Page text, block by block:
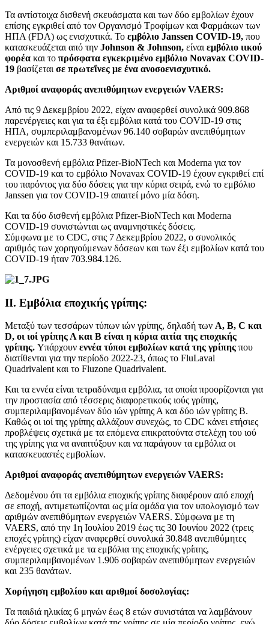
Τα αντίστοιχα δισθενή σκευάσματα και των δύο εμβολίων έχουν
επίσης εγκριθεί από τον Οργανισμό Τροφίμων και Φαρμάκων των
ΗΠΑ (FDA) ως ενισχυτικά. Το εμβόλιο Janssen COVID-19, που
κατασκευάζεται από την Johnson & Johnson, είναι εμβόλιο ιικού
φορέα και το πρόσφατα εγκεκριμένο εμβόλιο Novavax COVID-
19 βασίζεται σε πρωτεΐνες με ένα ανοσοενισχυτικό.
Αριθμοί αναφοράς ανεπιθύμητων ενεργειών VAERS:
Από τις 9 Δεκεμβρίου 2022, είχαν αναφερθεί συνολικά 909.868
παρενέργειες και για τα έξι εμβόλια κατά του COVID-19 στις
ΗΠΑ, συμπεριλαμβανομένων 96.140 σοβαρών ανεπιθύμητων
ενεργειών και 15.733 θανάτων.
Τα μονοσθενή εμβόλια Pfizer-BioNTech και Moderna για τον
COVID-19 και το εμβόλιο Novavax COVID-19 έχουν εγκριθεί επί
του παρόντος για δύο δόσεις για την κύρια σειρά, ενώ το εμβόλιο
Janssen για τον COVID-19 απαιτεί μόνο μία δόση.
Και τα δύο δισθενή εμβόλια Pfizer-BioNTech και Moderna
COVID-19 συνιστώνται ως αναμνηστικές δόσεις.
Σύμφωνα με το CDC, στις 7 Δεκεμβρίου 2022, ο συνολικός
αριθμός των χορηγούμενων δόσεων και των έξι εμβολίων κατά του
COVID-19 ήταν 703.984.126.
II. Εμβόλια εποχικής γρίπης:
Μεταξύ των τεσσάρων τύπων ιών γρίπης, δηλαδή των A, B, C και
D, οι ιοί γρίπης Α και Β είναι η κύρια αιτία της εποχικής
γρίπης. Υπάρχουν εννέα τύποι εμβολίων κατά της γρίπης που
διατίθενται για την περίοδο 2022-23, όπως το FluLaval
Quadrivalent και το Fluzone Quadrivalent.
Και τα εννέα είναι τετραδύναμα εμβόλια, τα οποία προορίζονται για
την προστασία από τέσσερις διαφορετικούς ιούς γρίπης,
συμπεριλαμβανομένων δύο ιών γρίπης Α και δύο ιών γρίπης Β.
Καθώς οι ιοί της γρίπης αλλάζουν συνεχώς, το CDC κάνει ετήσιες
προβλέψεις σχετικά με τα επόμενα επικρατούντα στελέχη του ιού
της γρίπης για να αναπτύξουν και να παράγουν τα εμβόλια οι
κατασκευαστές εμβολίων.
Αριθμοί αναφοράς ανεπιθύμητων ενεργειών VAERS:
Δεδομένου ότι τα εμβόλια εποχικής γρίπης διαφέρουν από εποχή
σε εποχή, αντιμετωπίζονται ως μία ομάδα για τον υπολογισμό των
αριθμών ανεπιθύμητων ενεργειών VAERS. Σύμφωνα με τη
VAERS, από την 1η Ιουλίου 2019 έως τις 30 Ιουνίου 2022 (τρεις
εποχές γρίπης) είχαν αναφερθεί συνολικά 30.848 ανεπιθύμητες
ενέργειες σχετικά με τα εμβόλια της εποχικής γρίπης,
συμπεριλαμβανομένων 1.906 σοβαρών ανεπιθύμητων ενεργειών
και 235 θανάτων.
Χορήγηση εμβολίου και αριθμοί δοσολογίας:
Τα παιδιά ηλικίας 6 μηνών έως 8 ετών συνιστάται να λαμβάνουν